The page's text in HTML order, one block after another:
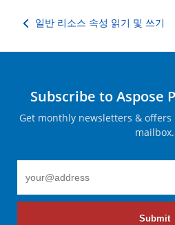
일반 리소스 속성 읽기 및 쓰기
Subscribe to Aspose
Get monthly newsletters &
mailbox.
Submit